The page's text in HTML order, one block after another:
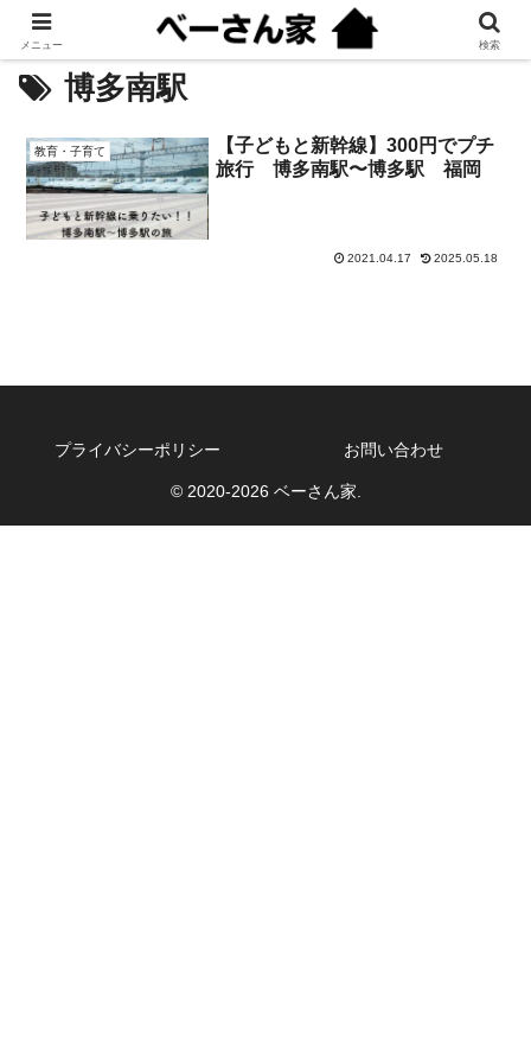
博多南駅
教育・子育て
【子どもと新幹線】300円でプチ
旅行 博多南駅〜博多駅 福岡
2021.04.17 2025.05.18
プライバシーポリシー お問い合わせ
© 2020-2026 ベーさん家.
メニュー 検索